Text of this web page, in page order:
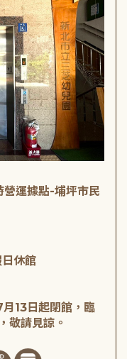
運據點-埔坪市民
休館
13日起閉館，臨
敬請見諒。